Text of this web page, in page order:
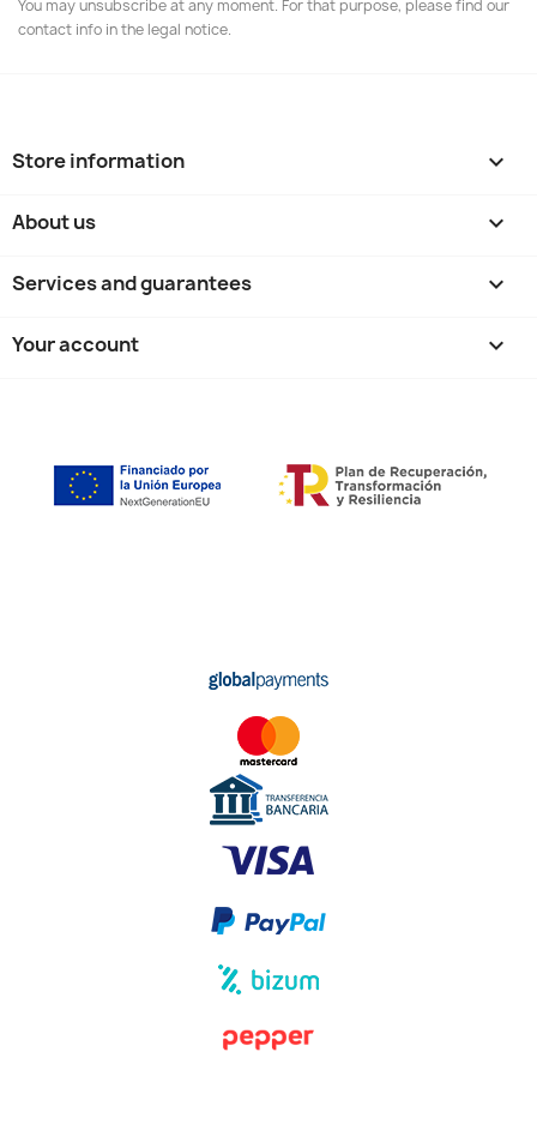
You may unsubscribe at any moment. For that purpose, please find our
contact info in the legal notice.
Store information keyboard_arrow_down
About us 
Services and guarantees 
Your account 